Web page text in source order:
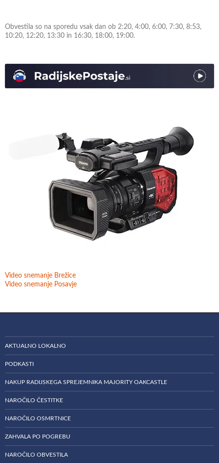
Obvestila so na sporedu vsak dan ob 2:20, 4:00, 6:00, 7:30, 8:53,
10:20, 12:20, 13:30 in 16:30, 18:00, 19:00.
Video snemanje Brežice
Video snemanje Posavje
AKTUALNO LOKALNO
PODKASTI
NAKUP RADIJSKEGA SPREJEMNIKA MAJORITY OAKCASTLE
NAROČILO ČESTITKE
NAROČILO OSMRTNICE
ZAHVALA PO POGREBU
NAROČILO OBVESTILA